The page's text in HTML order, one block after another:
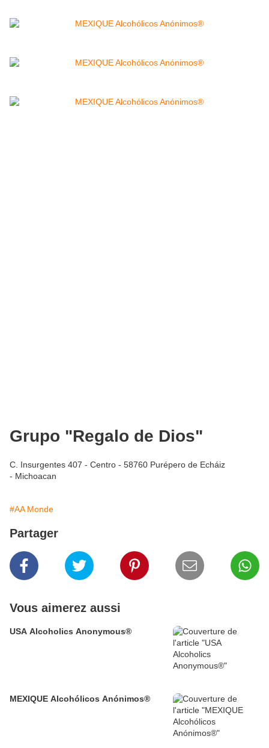
Grupo "Regalo de Dios"
C. Insurgentes 407 - Centro - 58760 Purépero de Echáiz
- Michoacan
#AA Monde
Partager
Vous aimerez aussi
USA Alcoholics Anonymous®
MEXIQUE Alcohólicos Anónimos®